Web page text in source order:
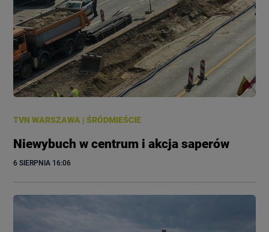
TVN WARSZAWA |ŚRÓDMIEŚCIE
Niewybuch w centrum i akcja saperów
6 SIERPNIA 16:06